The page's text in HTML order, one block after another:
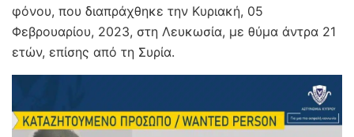
φόνου, που διαπράχθηκε την Κυριακή, 05
Φεβρουαρίου, 2023, στη Λευκωσία, με θύμα άντρα 21
ετών, επίσης από τη Συρία.